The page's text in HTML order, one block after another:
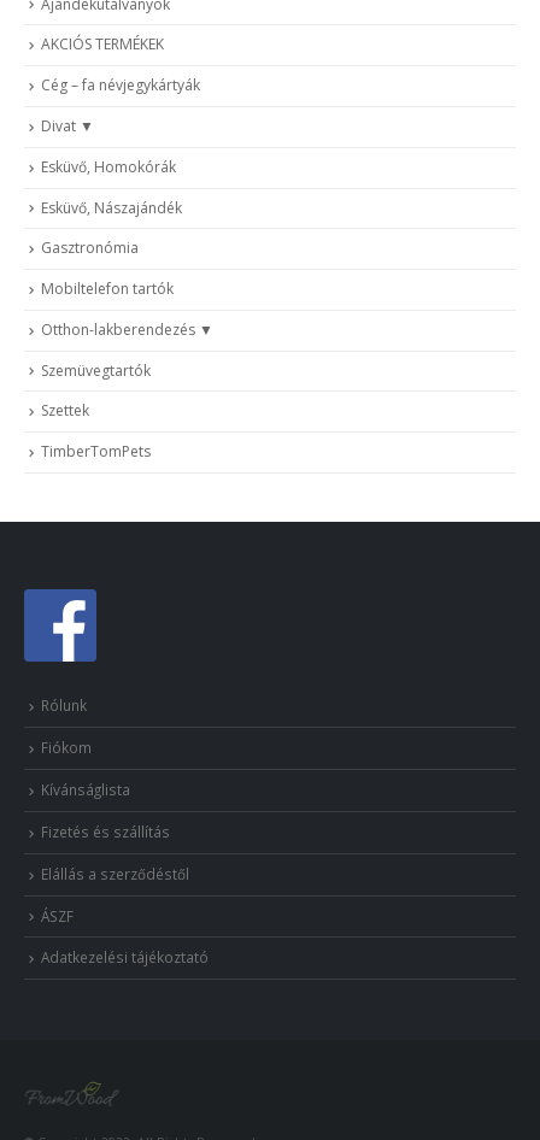
AKCIÓS TERMÉKEK
Cég – fa névjegykártyák
Divat
Esküvő, Homokórák
Esküvő, Nászajándék
Gasztronómia
Mobiltelefon tartók
Otthon-lakberendezés
Szemüvegtartók
Szettek
TimberTomPets
Rólunk
Fiókom
Kívánságlista
Fizetés és szállítás
Elállás a szerződéstől
ÁSZF
Adatkezelési tájékoztató